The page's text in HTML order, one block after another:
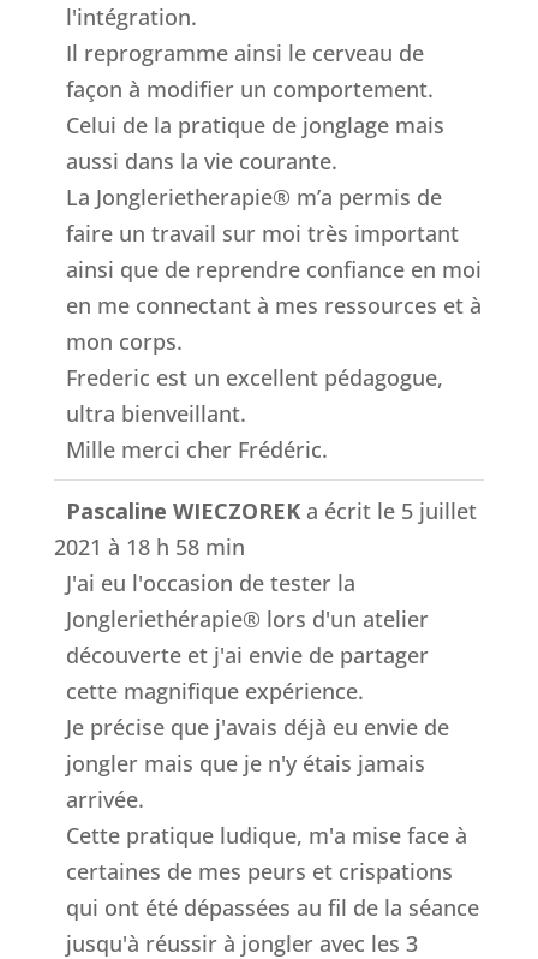
l'intégration.
Il reprogramme ainsi le cerveau de
façon à modifier un comportement.
Celui de la pratique de jonglage mais
aussi dans la vie courante.
La Jonglerietherapie® m’a permis de
faire un travail sur moi très important
ainsi que de reprendre confiance en moi
en me connectant à mes ressources et à
mon corps.
Frederic est un excellent pédagogue,
ultra bienveillant.
Mille merci cher Frédéric.
Pascaline WIECZOREK a écrit le5 juillet
2021 à 18 h 58 min
J'ai eu l'occasion de tester la
Jongleriethérapie® lors d'un atelier
découverte et j'ai envie de partager
cette magnifique expérience.
Je précise que j'avais déjà eu envie de
jongler mais que je n'y étais jamais
arrivée.
Cette pratique ludique, m'a mise face à
certaines de mes peurs et crispations
qui ont été dépassées au fil de la séance
jusqu'à réussir à jongler avec les 3